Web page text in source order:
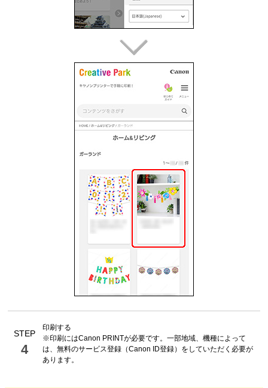
STEP
4
印刷する
※印刷にはCanon PRINTが必要です。一部地域、機種によって
は、無料のサービス登録（Canon ID登録）をしていただく必要が
あります。